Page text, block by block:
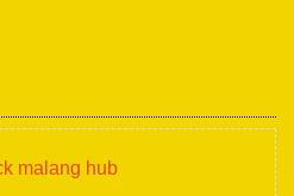
malang hub